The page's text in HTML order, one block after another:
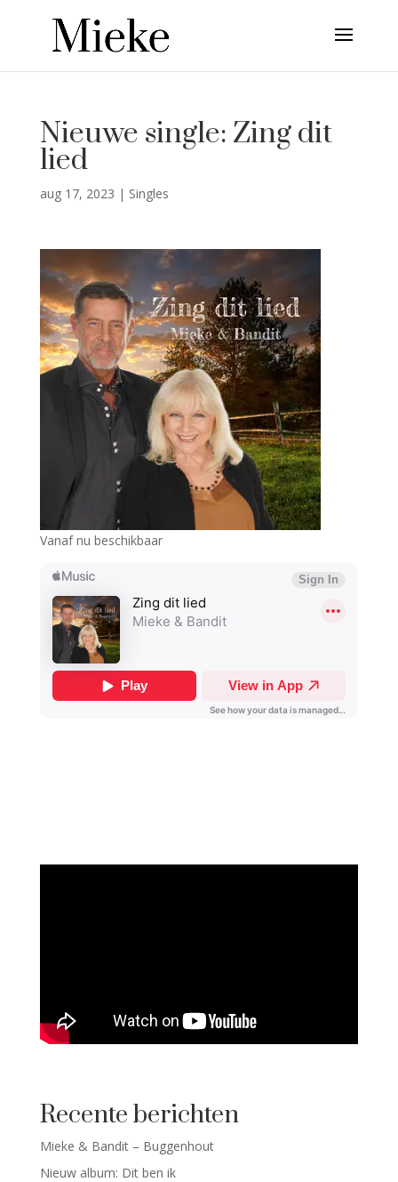
Nieuwe single: Zing dit
lied
aug 17, 2023 | Singles
Vanaf nu beschikbaar
Recente berichten
Mieke & Bandit – Buggenhout
Nieuw album: Dit ben ik